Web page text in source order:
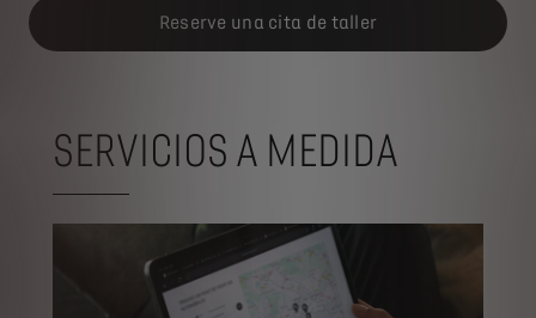
Reserve una cita de taller
SERVICIOS A MEDIDA